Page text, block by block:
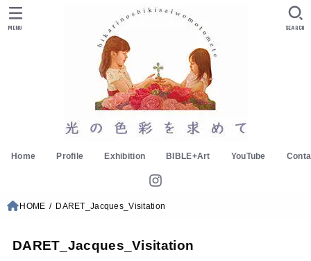
Home Profile Exhibition BIBLE+Art YouTube
SEARCH
MENU
HOME DARET_Jacques_Visitation
DARET_Jacques_Visitation